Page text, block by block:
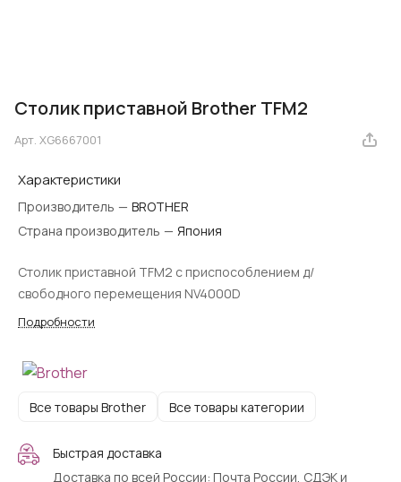
Столик приставной Brother TFM2
Арт. XG6667001
Характеристики
Производитель — BROTHER
Страна производитель — Япония
Столик приставной TFM2 с приспособлением д/
свободного перемещения NV4000D
Подробности
Все товары Brother Все товары категории
Быстрая доставка
Доставка по всей России: Почта России, СДЭК и